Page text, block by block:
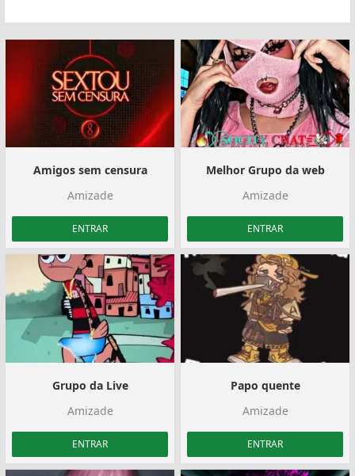
Amigos sem censura
Amizade
ENTRAR
Melhor Grupo da web
Amizade
ENTRAR
Grupo da Live
Amizade
ENTRAR
Papo quente
Amizade
ENTRAR